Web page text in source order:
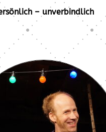
– unverbindlich